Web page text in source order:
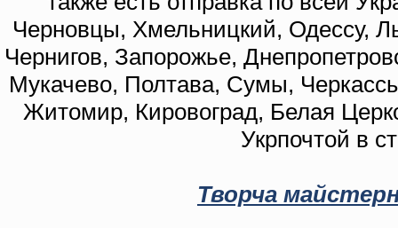
Черновцы, Хмельницкий, Одессу,
Чернигов, Запорожье,
Мукачево, Полтава, Сумы,
Житомир, Кировоград, Белая
Укрпочтой в
Творча